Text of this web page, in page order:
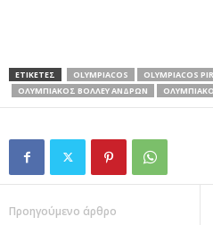
ΕΤΙΚΕΤΕΣ OLYMPIACOS OLYMPIACOS
ΟΛΥΜΠΙΑΚΟΣ ΒΟΛΛΕΥ ΑΝΔΡΩΝ
Προηγούμενο άρθρο